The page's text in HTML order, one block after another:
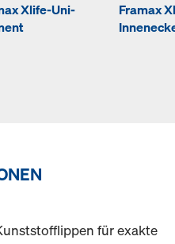
Xlife-Uni-
Framax
für exakte